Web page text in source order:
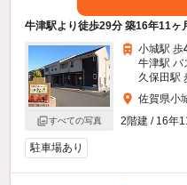
牛津駅より徒歩29分 築16年11ヶ
すべての写真
小城駅 歩
牛津駅 バ
久保田駅
佐賀県小
2階建 / 16年
駐車場あり